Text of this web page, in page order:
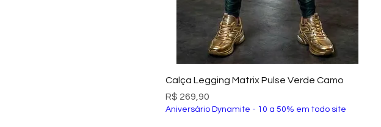
Visualização rápida
Calça Legging Matrix Pulse Verde Camo
Preço
R$ 269,90
Aniversário Dynamite - 10 a 50% em todo site